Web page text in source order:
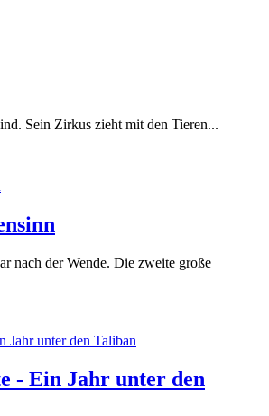
Sein Zirkus zieht mit den Tieren...
nach der Wende. Die zweite große
- Ein Jahr unter den